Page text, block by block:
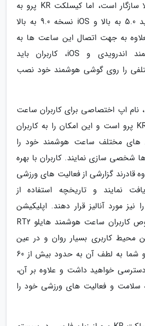
بالا و iOS 8 به بالا سازگار است، اما کیسلکت KR پرو به
گوشی هایی اندروید 5.0 به بالا و iOS نسخه 9.0 به بالا
به جهت اتصال این ساعت ها به
گوشی های هوشمند اندرویدی و iOS، کاربران باید
را روی گوشی هوشمند خود نصب
اپلیکیشن Kieslect، نام اپ اختصاصی برای کاربران ساعت
هوشمند کیسلکت KR پرو است و این امکان را به کاربران
مختلف ساعت هوشمند خود را
سازی نمایند. کاربران با بهره
قادرند گزارشی از فعالیت های ورزشی
نمایند و تاریخچه استفاده از
مورد آنالیز قرار دهند. اپلیکیشن
Haylou Fun مخصوص کاربران ساعت هوشمند هایلو RT2
محیط کاربری بسیار روان و در عین
حال کارآمدی دارد و شما به لطف آن به حدود بیش از 60
خواهید داشت و علاوه بر آن،
سلامت و فعالیت های ورزشی خود را